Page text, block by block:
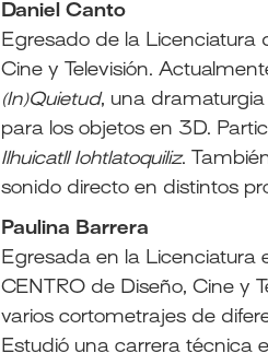
Daniel Canto
Egresado de la Licenciatura
Cine y Televisión.
(In)Quietud, una dramaturgia
para los objetos en 3D.
Ilhuicatll Iohtlatoquiliz.
sonido directo en distintos
Paulina Barrera
Egresada en la Licenciatura
CENTRO de Diseño, Cine y
varios cortometrajes de
Estudió una carrera técnica